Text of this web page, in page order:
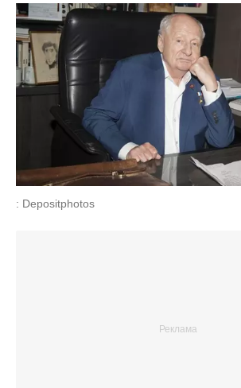
: Depositphotos